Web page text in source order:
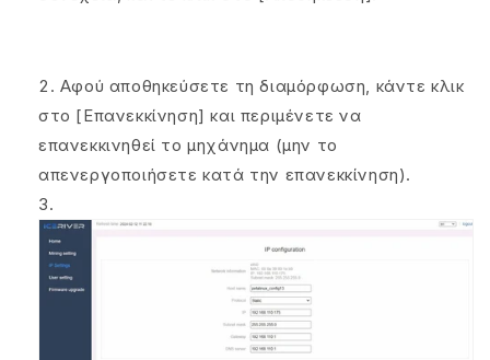
Αφού αποθηκεύσετε τη διαμόρφωση, κάντε κλικ
στο [Επανεκκίνηση] και περιμένετε να
επανεκκινηθεί το μηχάνημα (μην το
απενεργοποιήσετε κατά την επανεκκίνηση).